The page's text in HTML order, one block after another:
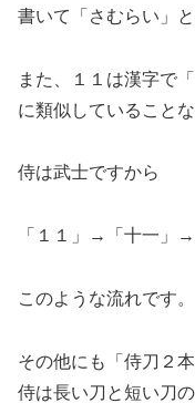
書いて「さむらい」
また、１１は漢字で
に類似していること
侍は武士ですから
「１１」→「十一」
このような流れです。
その他にも「侍刀２
侍は長い刀と短い刀